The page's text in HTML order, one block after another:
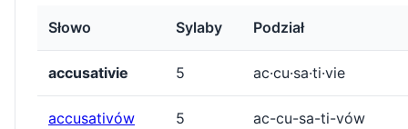
Słowo Sylaby Podział
accusativie 5 ac·cu·sa·ti·vie
accusativów 5 ac-cu-sa-ti-vów